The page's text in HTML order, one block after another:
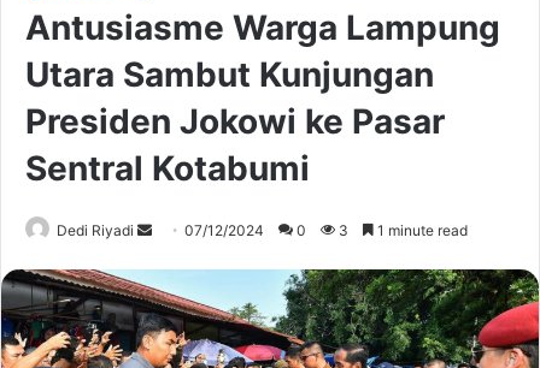
Antusiasme Warga Lampung
Utara Sambut Kunjungan
Presiden Jokowi ke Pasar
Sentral Kotabumi
Dedi Riyadi
Send
email
07/12/2024 0 3 1 minute read